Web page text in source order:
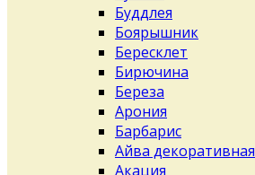
Буддлея
Боярышник
Бересклет
Бирючина
Береза
Арония
Барбарис
Айва декоративная
Акация